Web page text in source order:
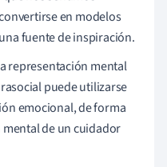
en modelos
fuente de inspiración.
representación mental
puede utilizarse
emocional, de forma
de un cuidador